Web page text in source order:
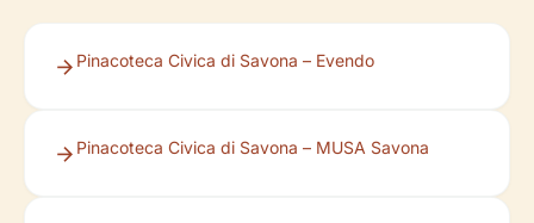
Pinacoteca Civica di Savona – Evendo
Pinacoteca Civica di Savona – MUSA Savona